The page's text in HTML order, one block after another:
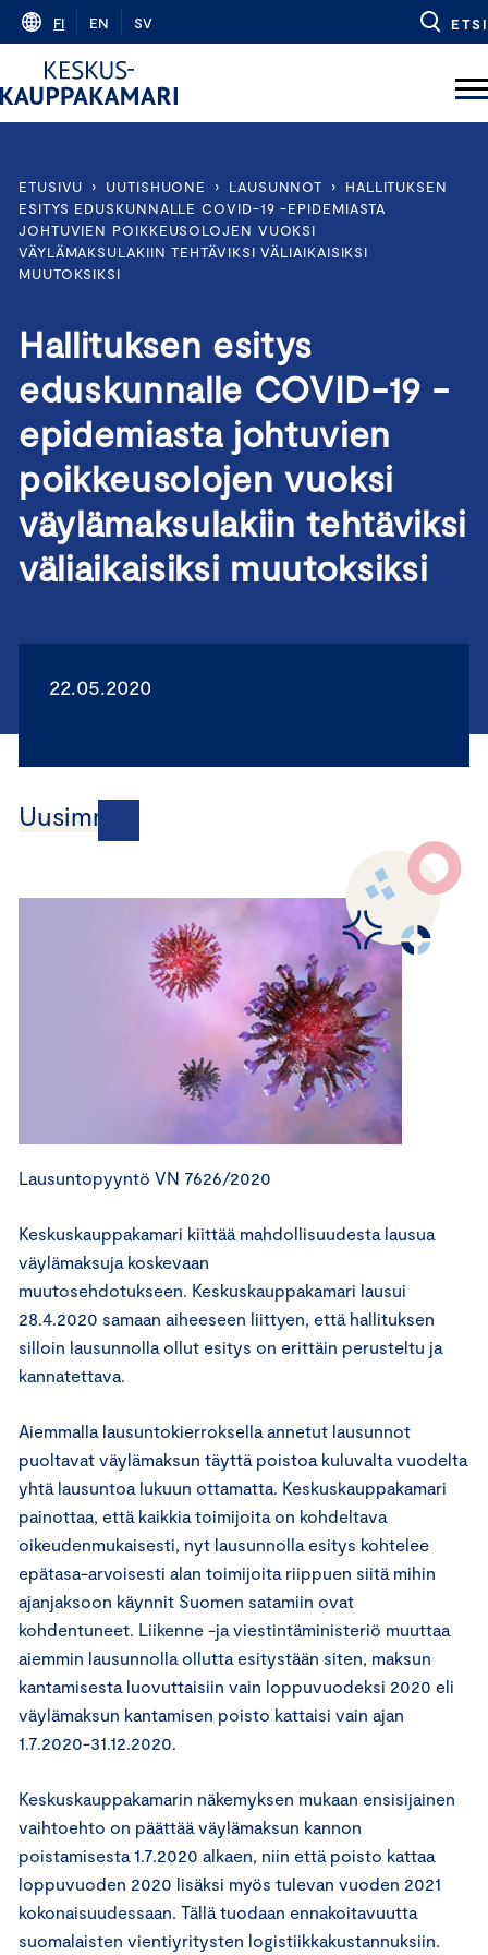
Skip
content
FI EN SV ETSI
ETUSIVU › UUTISHUONE › LAUSUNNOT ›
HALLITUKSEN
ESITYS EDUSKUNNALLE COVID-19 -EPIDEMIASTA
JOHTUVIEN POIKKEUSOLOJEN VUOKSI
VÄYLÄMAKSULAKIIN TEHTÄVIKSI VÄLIAIKAISIKSI
MUUTOKSIKSI
Hallituksen esitys
eduskunnalle COVID-19 -
epidemiasta johtuvien
poikkeusolojen vuoksi
väylämaksulakiin tehtäviksi
väliaikaisiksi muutoksiksi
22.05.2020
Uusimmat
Lausuntopyyntö VN 7626/2020
Keskuskauppakamari kiittää mahdollisuudesta lausua
väylämaksuja koskevaan
muutosehdotukseen. Keskuskauppakamari lausui
28.4.2020 samaan aiheeseen liittyen, että hallituksen
silloin lausunnolla ollut esitys on erittäin perusteltu ja
kannatettava.
Aiemmalla lausuntokierroksella annetut lausunnot
puoltavat väylämaksun täyttä poistoa kuluvalta vuodelta
yhtä lausuntoa lukuun ottamatta. Keskuskauppakamari
painottaa, että kaikkia toimijoita on kohdeltava
oikeudenmukaisesti, nyt lausunnolla esitys kohtelee
epätasa-arvoisesti alan toimijoita riippuen siitä mihin
ajanjaksoon käynnit Suomen satamiin ovat
kohdentuneet. Liikenne -ja viestintäministeriö muuttaa
aiemmin lausunnolla ollutta esitystään siten, maksun
kantamisesta luovuttaisiin vain loppuvuodeksi 2020 eli
väylämaksun kantamisen poisto kattaisi vain ajan
1.7.2020-31.12.2020.
Keskuskauppakamarin näkemyksen mukaan ensisijainen
vaihtoehto on päättää väylämaksun kannon
poistamisesta 1.7.2020 alkaen, niin että poisto kattaa
loppuvuoden 2020 lisäksi myös tulevan vuoden 2021
kokonaisuudessaan. Tällä tuodaan ennakoitavuutta
suomalaisten vientiyritysten logistiikkakustannuksiin.